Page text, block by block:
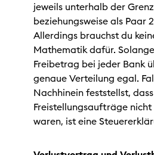
jeweils unterhalb der
beziehungsweise als Paar
Allerdings brauchst du
Mathematik dafür.
Freibetrag bei jeder Bank
genaue Verteilung egal.
Nachhinein feststellst,
Freistellungsaufträge
waren, ist eine